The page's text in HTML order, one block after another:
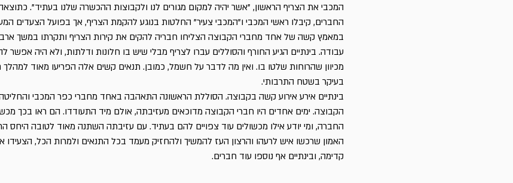
המכבי את הצריף הראשון, "אשר יהיה למקום מגורים לנו ולקבוצות ההכשרה שלנו בעתיד".
החברים, קיבלו ראשי המכבי ו"המכבי צעיר" החלטות בנוגע להקמת הצריף, אך בפועל הצעדים
במאמץ קשה של אחד מחברי הקבוצה הצליחו חבריה להקים את קירות הצריף ותקרתו במשך
עבודה. בינתיים הגיע החורף והסוללים עברו לצריף מבלי שיש בו חלונות ודלתות, ולא היה אפשר
מכיוון שהרוחות שלטו בו. ואין מה לדבר על חשמל, כמובן. תנאים קשים אלה הפריעו מאוד למהלך
בעיקר בשטח התרבותי.
בינתיים אירע אירוע קשה בקבוצה. הסוללת הראשונה התאהבה באחד מחברי כפר המכבי
הקבוצה. ימים אחדים היו חברי הקבוצה מדוכאים מעזיבתה, אולם מיד התעודדו. הם ראו בכך
החברה, ומי יודע אילו מכשולים עוד צפויים להם בעתיד. עם עזיבתה השתנה מאוד לטובה היחס
האמון שרכשו איש לרעהו והרצון העז להמשיך ולהחזיק מעמד בכל התנאים ולמרות הכל, הצעידו
קדימה, ובינתיים אף נוספו עוד חברים.